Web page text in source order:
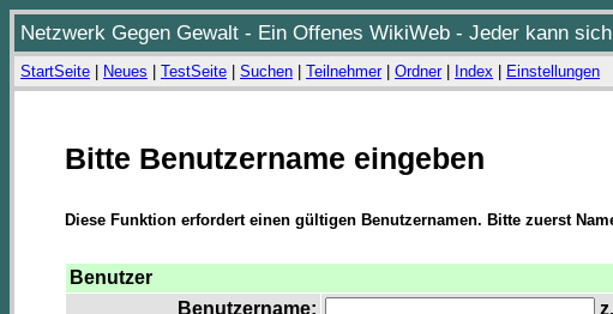
Netzwerk Gegen Gewalt - Ein Offenes WikiWeb - Jeder kann
StartSeite Neues TestSeite Suchen Teilnehmer| Ordner| Index Einstellungen
Bitte Benutzername eingeben
Diese Funktion erfordert einen gültigen Benutzernamen. Bitte zuerst
Benutzer
Benutzername: